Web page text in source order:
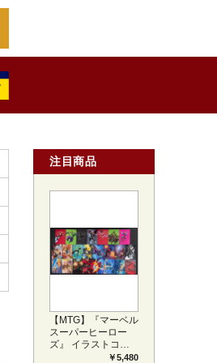
注目商品
【MTG】『マーベル
スーパーヒーロー
ズ』 イラストコレ
クション 54種コン
￥5,480